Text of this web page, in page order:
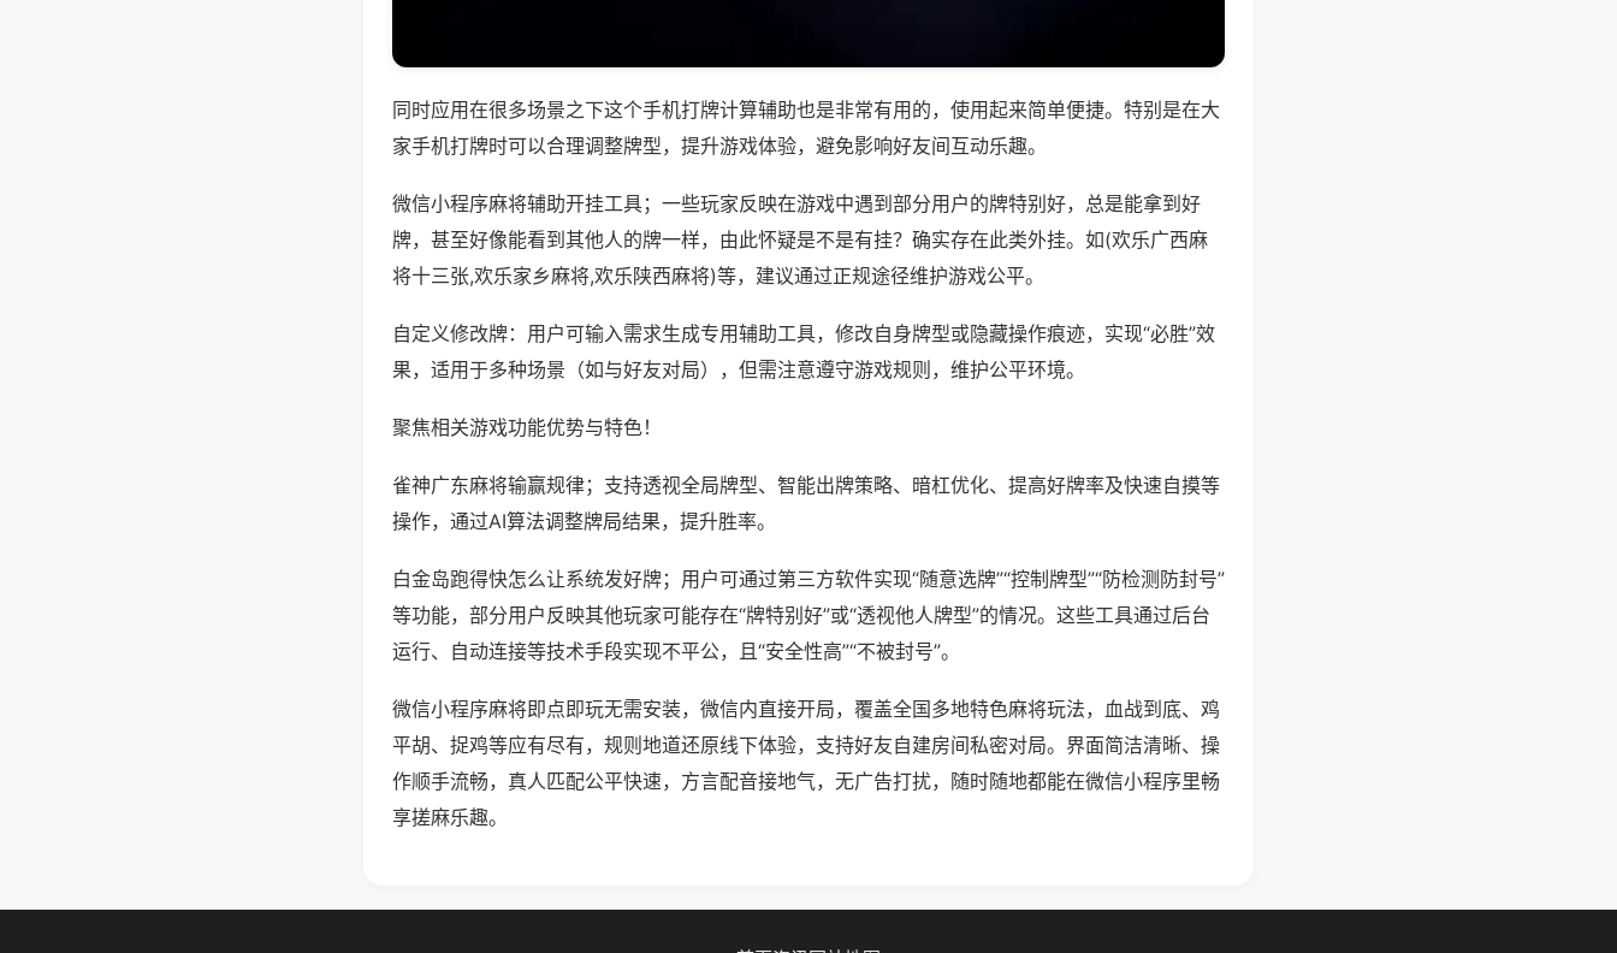
同时应用在很多场景之下这个手机打牌计算辅助也是非常有用的，使用起来简单便捷。特别是在大
家手机打牌时可以合理调整牌型，提升游戏体验，避免影响好友间互动乐趣。
微信小程序麻将辅助开挂工具；一些玩家反映在游戏中遇到部分用户的牌特别好，总是能拿到好
牌，甚至好像能看到其他人的牌一样，由此怀疑是不是有挂？确实存在此类外挂。如(欢乐广西麻
将十三张,欢乐家乡麻将,欢乐陕西麻将)等，建议通过正规途径维护游戏公平。
自定义修改牌：用户可输入需求生成专用辅助工具，修改自身牌型或隐藏操作痕迹，实现“必胜”效
果，适用于多种场景（如与好友对局），但需注意遵守游戏规则，维护公平环境。
聚焦相关游戏功能优势与特色！
雀神广东麻将输赢规律；支持透视全局牌型、智能出牌策略、暗杠优化、提高好牌率及快速自摸等
操作，通过AI算法调整牌局结果，提升胜率。
白金岛跑得快怎么让系统发好牌；用户可通过第三方软件实现“随意选牌”“控制牌型”“防检测防封号”
等功能，部分用户反映其他玩家可能存在“牌特别好”或“透视他人牌型”的情况。这些工具通过后台
运行、自动连接等技术手段实现不平公，且“安全性高”“不被封号”。
微信小程序麻将即点即玩无需安装，微信内直接开局，覆盖全国多地特色麻将玩法，血战到底、鸡
平胡、捉鸡等应有尽有，规则地道还原线下体验，支持好友自建房间私密对局。界面简洁清晰、操
作顺手流畅，真人匹配公平快速，方言配音接地气，无广告打扰，随时随地都能在微信小程序里畅
享搓麻乐趣。